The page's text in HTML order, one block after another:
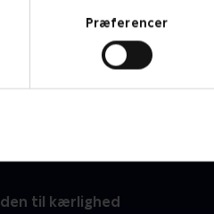
Præferencer
Julelys for millioner
til kærlighed